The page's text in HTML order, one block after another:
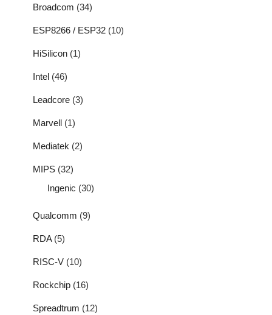
Broadcom (34)
ESP8266 / ESP32 (10)
HiSilicon (1)
Intel (46)
Leadcore (3)
Marvell (1)
Mediatek (2)
MIPS (32)
Ingenic (30)
Qualcomm (9)
RDA(5)
RISC-V (10)
Rockchip (16)
Spreadtrum (12)